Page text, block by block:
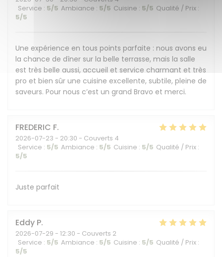
Service : 5/5 Ambiance : 5/5 Cuisine : 5/5 Qualité / Prix :
5/5
Une expérience en tous points parfaite : nous avons eu
la chance de dîner sur la belle terrasse, mais la salle
est très belle aussi, accueil et service charmant et très
pro et bien sûr une cuisine excellente, subtile, pleine de
saveurs. Pour nous c’est un grand Bravo et merci.
FREDERIC F
2026-07-23 - 20:30 - Couverts 4
Service : 5/5 Ambiance : 5/5 Cuisine : 5/5 Qualité / Prix :
5/5
Juste parfait
Eddy P
2026-07-29 - 12:30 - Couverts 2
Service : 5/5 Ambiance : 5/5 Cuisine : 5/5 Qualité / Prix :
5/5